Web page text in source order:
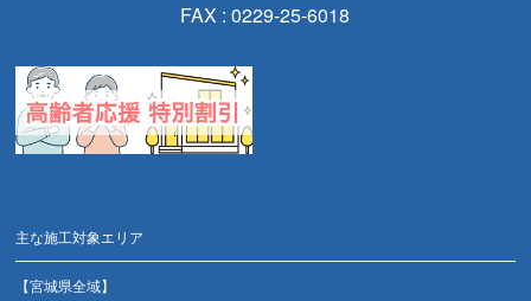
FAX : 0229-25-6018
主な施工対象エリア
【宮城県全域】